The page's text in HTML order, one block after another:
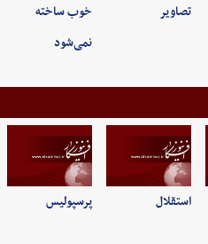
تصاویر
خوب ساخته
نمی‌شود
استقلال پرسپولیس